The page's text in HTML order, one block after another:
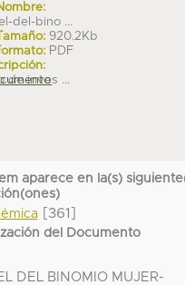
del-bino ...
Tamaño: 920.2Kb
PDF
de inves ...
aparece en la(s)
[361]
del Documento
DEL BINOMIO MUJER-